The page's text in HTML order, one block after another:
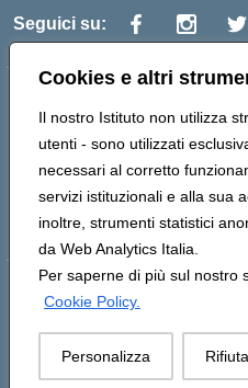
Cookies e altri
Il nostro Istituto non utilizza
utenti - sono utilizzati
necessari al corretto
servizi istituzionali e alla sua
inoltre, strumenti statistici
da Web Analytics Italia.
Per saperne di più sul nostro
Cookie Policy.
Personalizza
Seguici su:
Centralino:09231928988
Posta elettronica certificata